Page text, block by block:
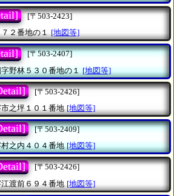
[〒503-2423]
２番地の１ [地図等]
[〒503-2407]
野林５３０番地の１ [地図等]
[〒503-2426]
市之坪１０１番地 [地図等]
[〒503-2409]
之内４０４番地 [地図等]
[〒503-2426]
江渡前６９４番地 [地図等]